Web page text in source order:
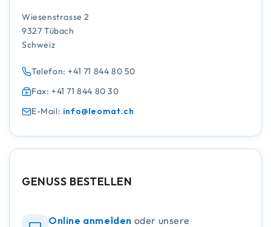
Wiesenstrasse 2
9327 Tübach
Schweiz
Telefon: +41 71 844 80 50
Fax: +41 71 844 80 30
E-Mail: info@leomat.ch
GENUSS BESTELLEN
Online anmelden oder unsere